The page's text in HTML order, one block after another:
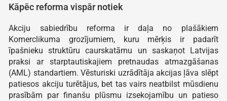
Kāpēc reforma vispār notiek
Akciju sabiedrību reforma ir daļa no plašākiem
Komerclikuma grozījumiem, kuru mērķis ir padarīt
īpašnieku struktūru caurskatāmu un saskaņot Latvijas
praksi ar starptautiskajiem pretnaudas atmazgāšanas
(AML) standartiem. Vēsturiski uzrādītāja akcijas ļāva slēpt
patiesos akciju turētājus, bet tas vairs neatbilst mūsdienu
prasībām par finanšu plūsmu izsekojamību un patieso